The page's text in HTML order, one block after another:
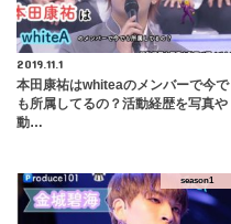
2019.11.1
本田康祐はwhiteaのメンバーで今で
も所属してるの？活動経歴を写真や
動…
season1